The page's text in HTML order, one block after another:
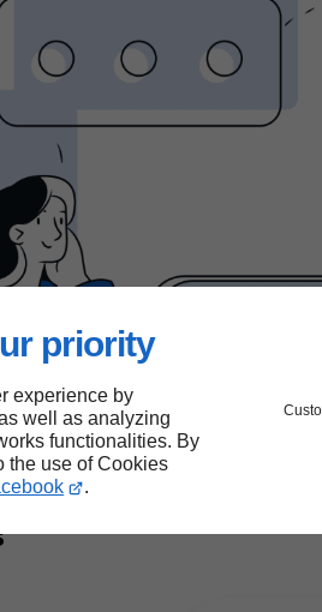
priority
experience by
well as analyzing
functionalities. By
the use of Cookies
.